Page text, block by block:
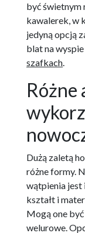
być świetnym
kawalerek, w
jedyną opcją
blat na
szafkach.
Różne
Dużą zaletą
różne formy.
wątpienia jest
kształt i
Mogą one
welurowe.